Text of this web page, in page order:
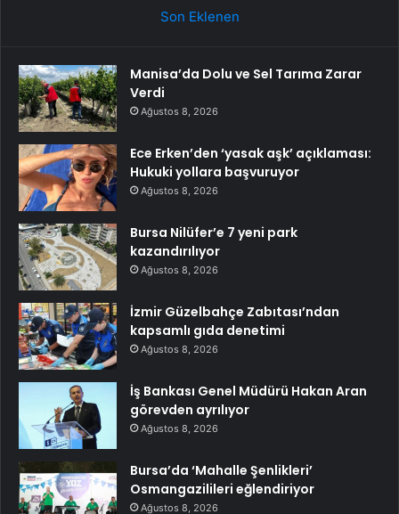
Son Eklenen
Manisa’da Dolu ve Sel Tarıma Zarar
Verdi
Ağustos 8, 2026
Ece Erken’den ‘yasak aşk’ açıklaması:
Hukuki yollara başvuruyor
Ağustos 8, 2026
Bursa Nilüfer’e 7 yeni park
kazandırılıyor
Ağustos 8, 2026
İzmir Güzelbahçe Zabıtası’ndan
kapsamlı gıda denetimi
Ağustos 8, 2026
İş Bankası Genel Müdürü Hakan Aran
görevden ayrılıyor
Ağustos 8, 2026
Bursa’da ‘Mahalle Şenlikleri’
Osmangazilileri eğlendiriyor
Ağustos 8, 2026